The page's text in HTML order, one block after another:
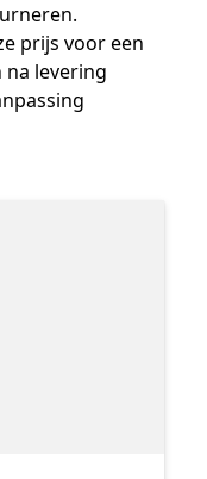
prijs voor een
levering